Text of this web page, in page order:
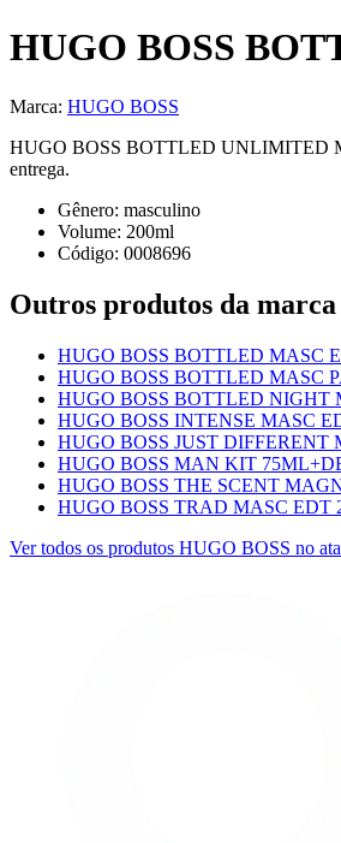
HUGO BOSS
Marca: HUGO BOSS
HUGO BOSS BOTTLED UNLIMITED
entrega.
Gênero: masculino
Volume: 200ml
Código: 0008696
Outros produtos da
HUGO BOSS BOTTLED MASC
HUGO BOSS BOTTLED MASC
HUGO BOSS BOTTLED NIGHT
HUGO BOSS INTENSE MASC
HUGO BOSS JUST DIFFERENT
HUGO BOSS MAN KIT
HUGO BOSS THE SCENT
HUGO BOSS TRAD MASC EDT
Ver todos os produtos HUGO BOSS no